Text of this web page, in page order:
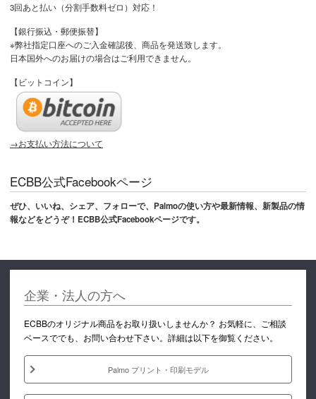
3回あと払い（分割手数料ゼロ）対応！
【銀行振込・郵便振替】
※弊社指定口座へのご入金確認後、商品を発送致します。
日本国外へのお届けの場合はご利用できません。
【ビットコイン】
→お支払い方法について
ECBB公式Facebookページ
ぜひ、いいね、シェア、フォローで、Palmoの使い方や最新情報、新製品の情
報などをどうぞ！ECBB公式Facebookページです。
企業・法人の方へ
ECBBのオリジナル商品をお取り扱いしませんか？ お気軽に、ご相談
ベースででも、お問い合わせ下さい。詳細は以下を御覧ください。
Palmo プリント・印刷モデル